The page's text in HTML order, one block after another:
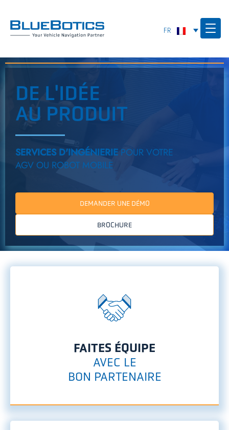
DE L'IDÉE
AU PRODUIT
SERVICES D'INGÉNIERIE POUR VOTRE
AGV OU ROBOT MOBILE
DEMANDER UNE DÉMO
BROCHURE
FAITES ÉQUIPE
AVEC LE
BON PARTENAIRE